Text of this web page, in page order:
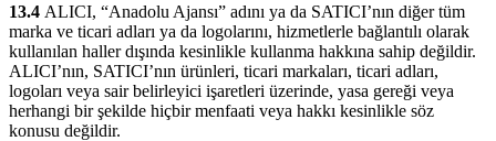
13.4 ALICI, “Anadolu Ajansı” adını ya da SATICI’nın diğer tüm
marka ve ticari adları ya da logolarını, hizmetlerle bağlantılı olarak
kullanılan haller dışında kesinlikle kullanma hakkına sahip değildir.
ALICI’nın, SATICI’nın ürünleri, ticari markaları, ticari adları,
logoları veya sair belirleyici işaretleri üzerinde, yasa gereği veya
herhangi bir şekilde hiçbir menfaati veya hakkı kesinlikle söz
konusu değildir.